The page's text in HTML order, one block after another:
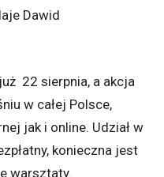
Dawid
22 sierpnia, a akcja
w całej Polsce,
jak i online. Udział w
konieczna jest
warsztaty.